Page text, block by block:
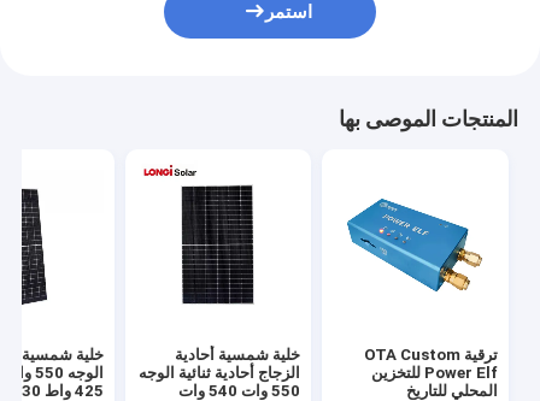
استمر
المنتجات الموصى بها
ترقية OTA Custom
Power Elf للتخزين
المحلي للتاريخ
خلية شمسية أحادية
الزجاج أحادية ثنائية الوجه
550 وات 540 وات
خلية شمسية